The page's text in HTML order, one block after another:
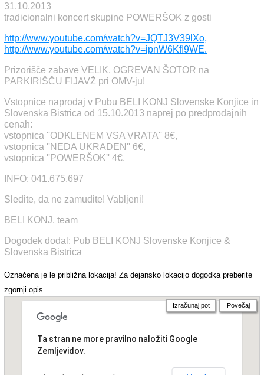
31.10.2013
tradicionalni koncert skupine POWERŠOK z gosti
http://www.youtube.com/watch?v=JQTJ3V39lXo,
http://www.youtube.com/watch?v=ipnW6KfI9WE.
Prizorišče zabave VELIK, OGREVAN ŠOTOR na
PARKIRIŠČU FIJAVŽ pri OMV-ju!
Vstopnice naprodaj v Pubu BELI KONJ Slovenske Konjice in
Slovenska Bistrica od 15.10.2013 naprej po predprodajnih
cenah:
vstopnica ''ODKLENEM VSA VRATA'' 8€,
vstopnica ''NEDA UKRADEN'' 6€,
vstopnica ''POWERŠOK'' 4€.
INFO: 041.675.697
Sledite, da ne zamudite! Vabljeni!
BELI KONJ, team
Dogodek dodal: Pub BELI KONJ Slovenske Konjice &
Slovenska Bistrica
Označena je le približna lokacija! Za dejansko lokacijo dogodka preberite
zgornji opis.
Ta stran ne more pravilno naložiti Google
Zemljevidov.
Izračunaj pot Povečaj